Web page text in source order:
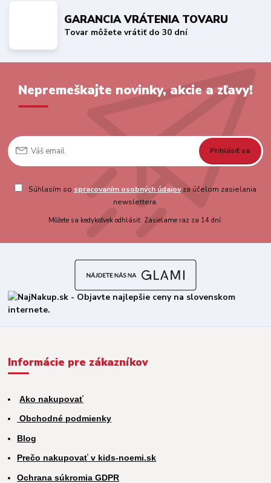
GARANCIA VRÁTENIA TOVARU
Tovar môžete vrátiť do 30 dní
Nepremeškajte novinky, akcie a zľavy!
Prihlásiť sa
Súhlasím so spracovaním osobných údajovza účelom zasielania
newslettera.
Môžete sa kedykoľvek odhlásiť. Zasielame raz za 14 dní.
Informácie pre zákazníkov
Ako nakupovať
Obchodné podmienky
Blog
Prečo nakupovať v kids-noemi.sk
Ochrana súkromia GDPR